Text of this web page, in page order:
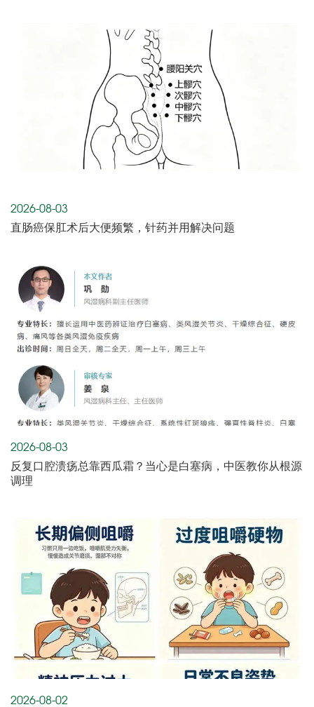
2026-08-03
直肠癌保肛术后大便频繁，针药并用解决问题
2026-08-03
反复口腔溃疡总靠西瓜霜？当心是白塞病，中医教你从根源
调理
2026-08-02